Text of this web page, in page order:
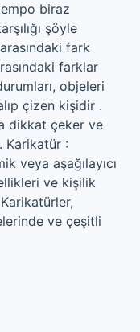
biraz
şöyle
fark
farklar
objeleri
çizen kişidir .
dikkat çeker ve
Karikatür :
veya aşağılayıcı
ve kişilik
ve çeşitli